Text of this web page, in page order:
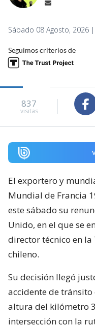
Sábado 08 Agosto, 2026
Seguimos criterios de
837
visitas
El exportero y
Mundial de Francia
este sábado su
Unido, en el que se
director técnico en
chileno.
Su decisión llegó
accidente de tránsito
altura del kilómetro
intersección con la